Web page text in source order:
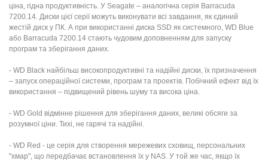
ціна, гідна продуктивність. У Seagate – аналогічна серія Barracuda
7200.14. Диски цієї серії можуть виконувати всі завдання, як єдиний
жестій диск у ПК. А при використанні диска SSD як системного, WD Blue
або Barracuda 7200.14 стають чудовим доповненням для запуску
програм та зберігання даних.
- WD Black найбільш високопродуктивні та надійні диски, їх призначення
– запуск операційної системи, програм та проектів. Побічний ефект від їх
використання – підвищений рівень шуму та висока ціна.
- WD Gold відмінне рішення для зберігання даних, великі обсяги за
розумної ціни. Тихі, не гарячі та надійні.
- WD Red - це серія для створення мережевих сховищ, персональних
"хмар", що передбачає встановлення їх у NAS. У той же час, якщо їх